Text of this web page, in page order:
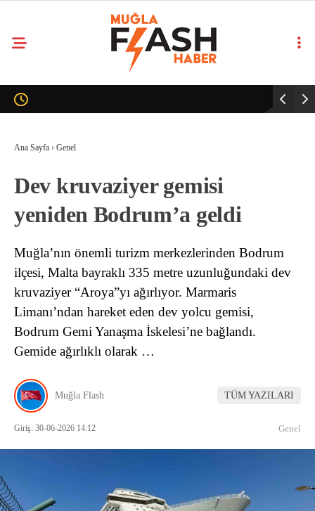
Ana Sayfa › Genel
Dev kruvaziyer gemisi
yeniden Bodrum’a geldi
Muğla’nın önemli turizm merkezlerinden Bodrum
ilçesi, Malta bayraklı 335 metre uzunluğundaki dev
kruvaziyer “Aroya”yı ağırlıyor. Marmaris
Limanı’ndan hareket eden dev yolcu gemisi,
Bodrum Gemi Yanaşma İskelesi’ne bağlandı.
Gemide ağırlıklı olarak …
Muğla Flash TÜM YAZILARI
Giriş: 30-06-2026 14:12 Genel